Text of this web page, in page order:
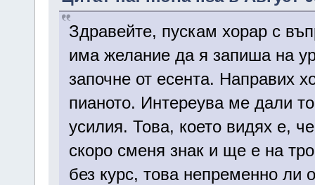
Здравейте, пускам хорар с
има желание да я запиша на
започне от есента. Направих
пианото. Интереува ме дали
усилия. Това, което видях е,
скоро сменя знак и ще е на
без курс, това непременно ли